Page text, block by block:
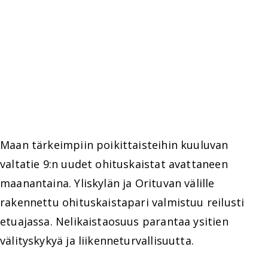
Maan tärkeimpiin poikittaisteihin kuuluvan
valtatie 9:n uudet ohituskaistat avattaneen
maanantaina. Yliskylän ja Orituvan välille
rakennettu ohituskaistapari valmistuu reilusti
etuajassa. Nelikaistaosuus parantaa ysitien
välityskykyä ja liikenneturvallisuutta.